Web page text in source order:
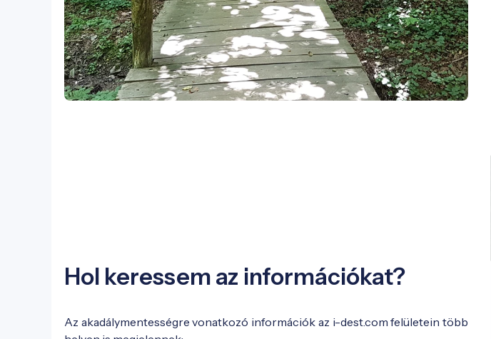
Hol keressem az információkat?
Az akadálymentességre vonatkozó információk az i-dest.com felületein több